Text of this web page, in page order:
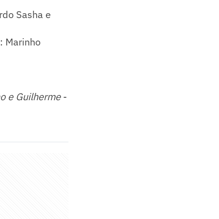
Sasha e
Marinho
e Guilherme-